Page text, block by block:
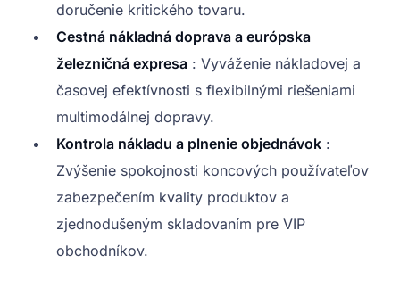
doručenie kritického tovaru.
Cestná nákladná doprava a európska
železničná expresa : Vyváženie nákladovej a
časovej efektívnosti s flexibilnými riešeniami
multimodálnej dopravy.
Kontrola nákladu a plnenie objednávok :
Zvýšenie spokojnosti koncových používateľov
zabezpečením kvality produktov a
zjednodušeným skladovaním pre VIP
obchodníkov.